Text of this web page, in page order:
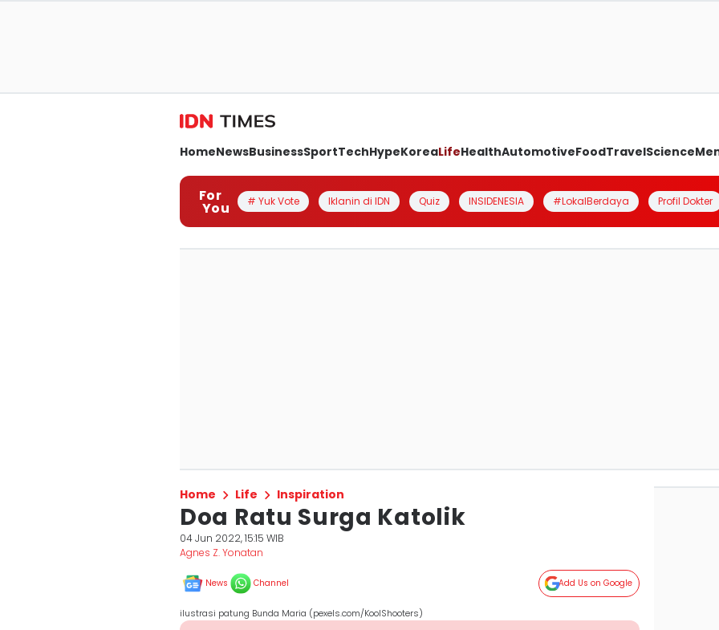
HomeNewsBusinessSportTechHypeKoreaLifeHealthAutomotiveFoodTravelScience
For
You # Yuk Vote Iklanin di IDN Quiz INSIDENESIA #LokalBerdaya Profil Dokter
Home Life Inspiration
Doa Ratu Surga Katolik
04 Jun 2022, 15:15 WIB
Agnes Z. Yonatan
News Channel Add Us on Google
ilustrasi patung Bunda Maria (pexels.com/KoolShooters)